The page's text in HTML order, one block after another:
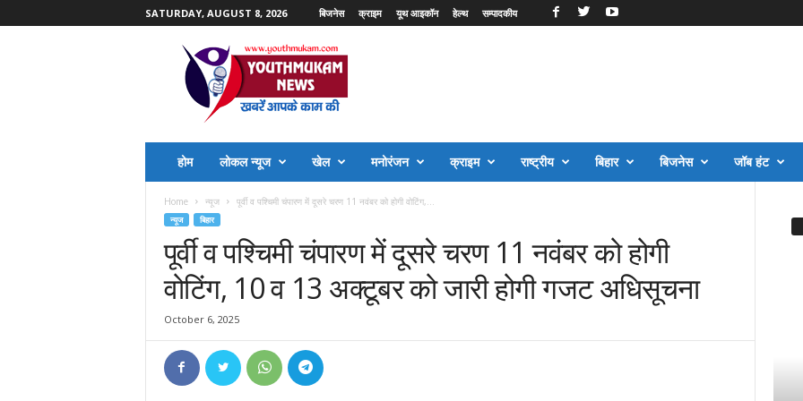
SATURDAY, AUGUST 8, 2026 बिजनेस क्राइम यूथ आइकॉन हेल्थ सम्पादकीय
होम लोकल न्यूज खेल मनोरंजन क्राइम राष्ट्रीय बिहार बिजनेस जॉब हंट
Home न्यूज पूर्वी व पश्चिमी चंपारण में दूसरे चरण 11 नवंबर को होगी वोटिंग,...
न्यूज बिहार
पूर्वी व पश्चिमी चंपारण में दूसरे चरण 11 नवंबर को होगी
वोटिंग, 10 व 13 अक्टूबर को जारी होगी गजट अधिसूचना
October 6, 2025